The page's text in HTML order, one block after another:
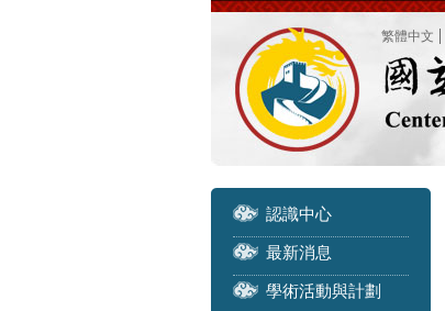
繁體中文
認識中心
最新消息
學術活動與計劃